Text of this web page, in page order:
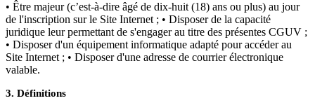
• Être majeur (c’est-à-dire âgé de dix-huit (18) ans ou plus) au jour
de l'inscription sur le Site Internet ; • Disposer de la capacité
juridique leur permettant de s'engager au titre des présentes CGUV ;
• Disposer d'un équipement informatique adapté pour accéder au
Site Internet ; • Disposer d'une adresse de courrier électronique
valable.
3. Définitions